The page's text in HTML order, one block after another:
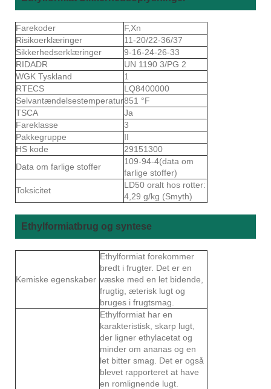
Farekoder
F,Xn
Risikoerklæringer
11-20/22-36/37
Sikkerhedserklæringer
9-16-24-26-33
RIDADR
UN 1190 3/PG 2
WGK Tyskland
1
RTECS
LQ8400000
Selvantændelsestemperatur851 °F
TSCA
Ja
Fareklasse
3
Pakkegruppe
II
HS kode
29151300
Data om farlige stoffer
109-94-4(data om
farlige stoffer)
Toksicitet
LD50 oralt hos rotter:
4,29 g/kg (Smyth)
Ethylformiatbrug og syntese
Kemiske egenskaber
Ethylformiat forekommer
bredt i frugter. Det er en
væske med en let bidende,
frugtig, æterisk lugt og
bruges i frugtsmag.
Ethylformiat har en
karakteristisk, skarp lugt,
der ligner ethylacetat og
minder om ananas og en
let bitter smag. Det er også
blevet rapporteret at have
en romlignende lugt.